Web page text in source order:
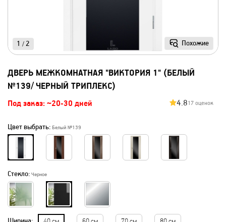
Похожие
1 / 2
ДВЕРЬ МЕЖКОМНАТНАЯ "ВИКТОРИЯ 1" (БЕЛЫЙ
№139/ ЧЕРНЫЙ ТРИПЛЕКС)
Под заказ: ~20-30 дней 4.817 оценок
Цвет выбрать: Белый №139
Стекло: Черное